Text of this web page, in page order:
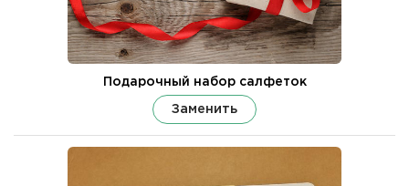
Подарочный набор салфеток
Заменить